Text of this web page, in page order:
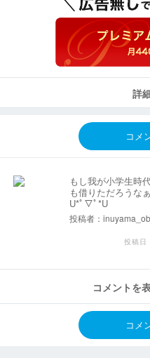
詳
コメ
もし我が小学生時
も借りただろうな
U*ﾟ▽ﾟ*U
投稿者：
投稿
コメントを
コメ